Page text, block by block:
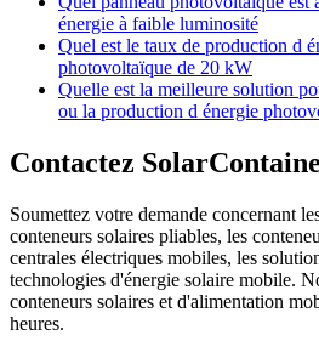
énergie à faible luminosité
Quel est le taux de production d
photovoltaïque de 20 kW
Quelle est la meilleure solution
ou la production d énergie
Contactez
Soumettez votre demande concernant
conteneurs solaires pliables, les
centrales électriques mobiles, les
technologies d'énergie solaire mobile.
conteneurs solaires et d'alimentation
heures.